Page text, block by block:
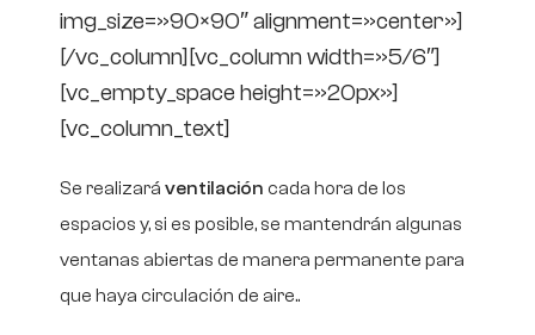
img_size=»90×90″ alignment=»center»]
[/vc_column][vc_column width=»5/6″]
[vc_empty_space height=»20px»]
[vc_column_text]
Se realizará ventilación cada hora de los
espacios y, si es posible, se mantendrán algunas
ventanas abiertas de manera permanente para
que haya circulación de aire..